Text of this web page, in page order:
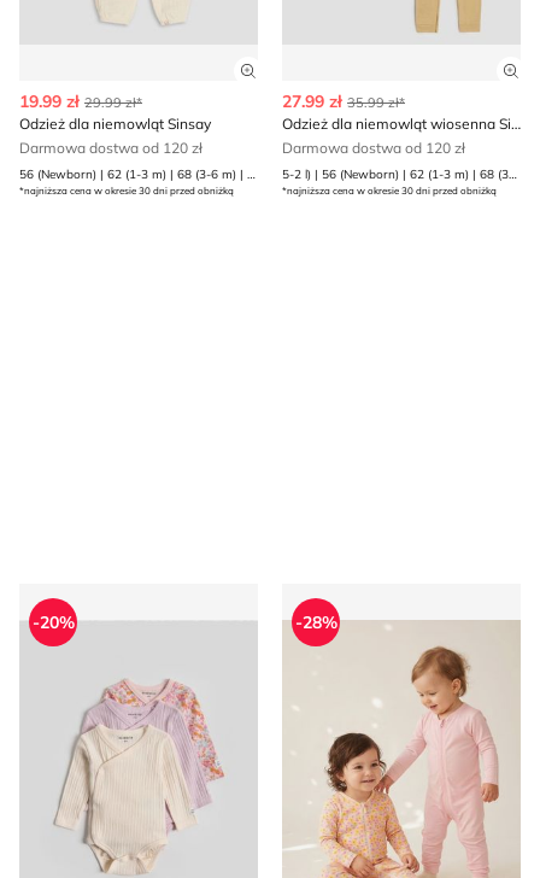
Zobacz szczegóły produktu
19.99 zł 29.99 zł*
Odzież dla niemowląt Sinsay
Darmowa dostwa od 120 zł
56 (Newborn) | 62 (1-3 m) | 68 (3-6 m) | 74 (6-9 m) | 80 (9-12 m)
*najniższa cena w okresie 30 dni przed obniżką
27.99 zł 35.99 zł*
Odzież dla niemowląt wiosenna Sinsay
Darmowa dostwa od 120 zł
5-2 l) | 56 (Newborn) | 62 (1-3 m) | 68 (3-6 m) | 74 (6-9 m) | 80 (9-12 m) | 86 (12-18 m) | 92 (1
*najniższa cena w okresie 30 dni przed obniżką
Odzież dla niemowląt letnia Reserved
-20%
Odzież dla niemowląt
-28%